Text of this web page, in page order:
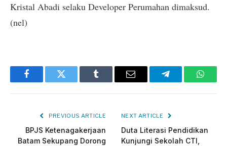
Kristal Abadi selaku Developer Perumahan dimaksud.
(nel)
FacebookTwitter Tumblr Email Telegram
PREVIOUS ARTICLE
BPJS Ketenagakerjaan
Batam Sekupang Dorong
NEXT ARTICLE
Duta Literasi Pendidikan
Kunjungi Sekolah CTI,